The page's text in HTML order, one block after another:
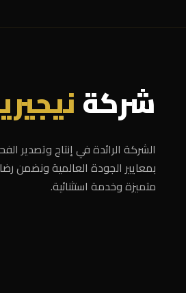
شركة
الشركة الرائدة في إنتاج وتصدير
بمعايير الجودة العالمية ونضمن
متميزة وخدمة استثنائية.